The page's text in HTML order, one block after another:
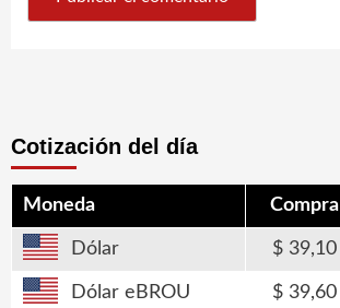
Cotización del día
Moneda Compra
Dólar 39,10
Dólar eBROU 39,60